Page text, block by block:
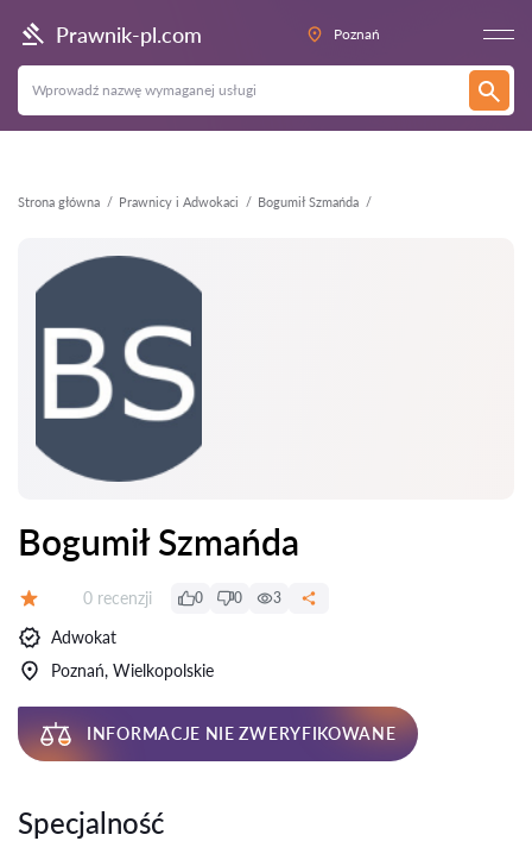
Prawnik-pl.com Poznań
Strona główna Prawnicy i Adwokaci Bogumił Szmańda
Wstecz
Bogumił Szmańda
Recenzji:
0 recenzji 0 0 3
Adwokat
Poznań, Wielkopolskie
INFORMACJE NIE ZWERYFIKOWANE
Specjalność